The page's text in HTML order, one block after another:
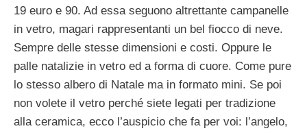
19 euro e 90. Ad essa seguono altrettante campanelle
in vetro, magari rappresentanti un bel fiocco di neve.
Sempre delle stesse dimensioni e costi. Oppure le
palle natalizie in vetro ed a forma di cuore. Come pure
lo stesso albero di Natale ma in formato mini. Se poi
non volete il vetro perché siete legati per tradizione
alla ceramica, ecco l’auspicio che fa per voi: l’angelo,